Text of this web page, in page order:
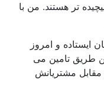
تر هستند. من با
ایستاده و امروز
طریق تامین می
مشتریانش